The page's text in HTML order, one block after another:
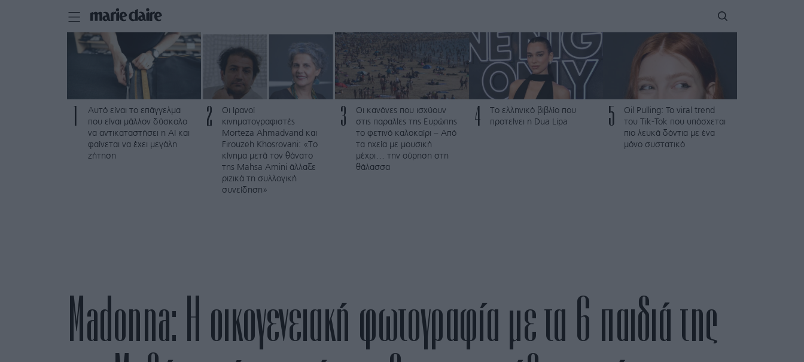
Αυτό είναι το επάγγελμα
που είναι μάλλον δύσκολο
να αντικαταστήσει η AI και
φαίνεται να έχει μεγάλη
ζήτηση
2
Οι Ιρανοί
κινηματογραφιστές
Morteza Ahmadvand και
Firouzeh Khosrovani: «Το
κίνημα μετά τον θάνατο
της Mahsa Amini άλλαξε
ριζικά τη συλλογική
συνείδηση»
3
Οι κανόνες που ισχύουν
στις παραλίες της Ευρώπης
το φετινό καλοκαίρι – Από
τα ηχεία με μουσική
μέχρι… την ούρηση στη
θάλασσα
4
Το ελληνικό βιβλίο που
προτείνει η Dua Lipa
5
Oil Pulling: To viral trend
του Tik-Tok που υπόσχεται
πιο λευκά δόντια με ένα
μόνο συστατικό
Madonna: Η οικογενειακή φωτογραφία με τα 6 παιδιά της